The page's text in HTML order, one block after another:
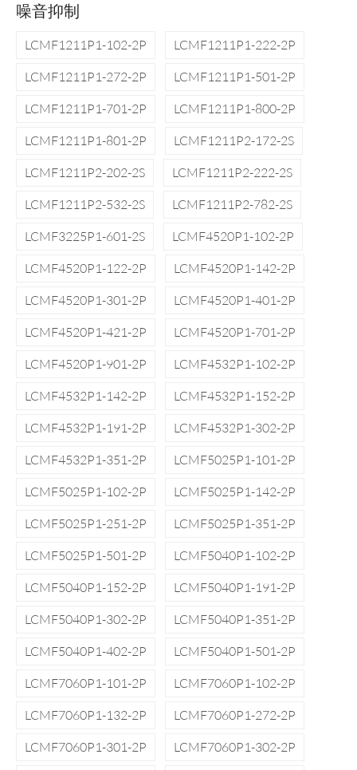
噪音抑制
LCMF1211P1-102-2P
LCMF1211P1-222-2P
LCMF1211P1-272-2P
LCMF1211P1-501-2P
LCMF1211P1-701-2P
LCMF1211P1-800-2P
LCMF1211P1-801-2P
LCMF1211P2-172-2S
LCMF1211P2-202-2S
LCMF1211P2-222-2S
LCMF1211P2-532-2S
LCMF1211P2-782-2S
LCMF3225P1-601-2S
LCMF4520P1-102-2P
LCMF4520P1-122-2P
LCMF4520P1-142-2P
LCMF4520P1-301-2P
LCMF4520P1-401-2P
LCMF4520P1-421-2P
LCMF4520P1-701-2P
LCMF4520P1-901-2P
LCMF4532P1-102-2P
LCMF4532P1-142-2P
LCMF4532P1-152-2P
LCMF4532P1-191-2P
LCMF4532P1-302-2P
LCMF4532P1-351-2P
LCMF5025P1-101-2P
LCMF5025P1-102-2P
LCMF5025P1-142-2P
LCMF5025P1-251-2P
LCMF5025P1-351-2P
LCMF5025P1-501-2P
LCMF5040P1-102-2P
LCMF5040P1-152-2P
LCMF5040P1-191-2P
LCMF5040P1-302-2P
LCMF5040P1-351-2P
LCMF5040P1-402-2P
LCMF5040P1-501-2P
LCMF7060P1-101-2P
LCMF7060P1-102-2P
LCMF7060P1-132-2P
LCMF7060P1-272-2P
LCMF7060P1-301-2P
LCMF7060P1-302-2P